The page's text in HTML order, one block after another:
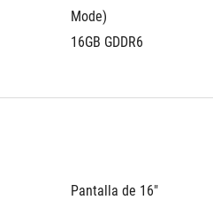
Mode)
16GB GDDR6
Pantalla de 16"